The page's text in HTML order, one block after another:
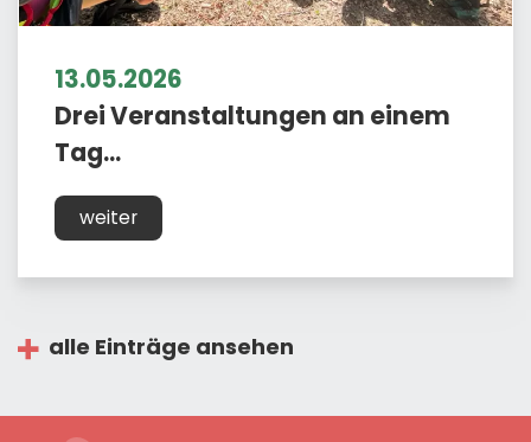
13.05.2026
Drei Veranstaltungen an einem
Tag...
weiter
alle Einträge ansehen